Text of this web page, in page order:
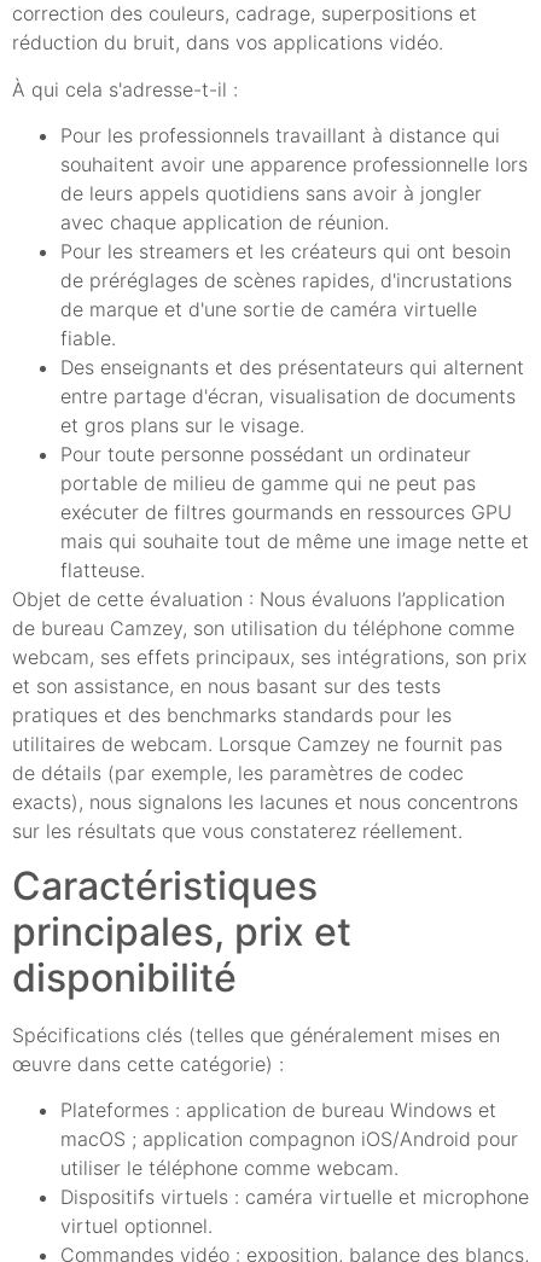
correction des couleurs, cadrage, superpositions et
réduction du bruit, dans vos applications vidéo.
À qui cela s'adresse-t-il :
Pour les professionnels travaillant à distance qui
souhaitent avoir une apparence professionnelle lors
de leurs appels quotidiens sans avoir à jongler
avec chaque application de réunion.
Pour les streamers et les créateurs qui ont besoin
de préréglages de scènes rapides, d'incrustations
de marque et d'une sortie de caméra virtuelle
fiable.
Des enseignants et des présentateurs qui alternent
entre partage d'écran, visualisation de documents
et gros plans sur le visage.
Pour toute personne possédant un ordinateur
portable de milieu de gamme qui ne peut pas
exécuter de filtres gourmands en ressources GPU
mais qui souhaite tout de même une image nette et
flatteuse.
Objet de cette évaluation : Nous évaluons l’application
de bureau Camzey, son utilisation du téléphone comme
webcam, ses effets principaux, ses intégrations, son prix
et son assistance, en nous basant sur des tests
pratiques et des benchmarks standards pour les
utilitaires de webcam. Lorsque Camzey ne fournit pas
de détails (par exemple, les paramètres de codec
exacts), nous signalons les lacunes et nous concentrons
sur les résultats que vous constaterez réellement.
Caractéristiques
principales, prix et
disponibilité
Spécifications clés (telles que généralement mises en
œuvre dans cette catégorie) :
Plateformes : application de bureau Windows et
macOS ; application compagnon iOS/Android pour
utiliser le téléphone comme webcam.
Dispositifs virtuels : caméra virtuelle et microphone
virtuel optionnel.
Commandes vidéo : exposition, balance des blancs,